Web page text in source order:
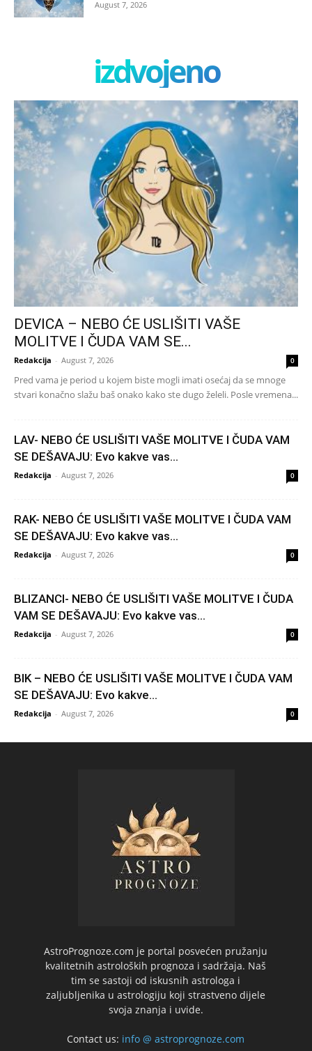
August 7, 2026
izdvojeno
DEVICA – NEBO ĆE USLIŠITI VAŠE
MOLITVE I ČUDA VAM SE...
Redakcija - August 7, 2026 0
Pred vama je period u kojem biste mogli imati osećaj da se mnoge
stvari konačno slažu baš onako kako ste dugo želeli. Posle vremena...
LAV- NEBO ĆE USLIŠITI VAŠE MOLITVE I ČUDA VAM
SE DEŠAVAJU: Evo kakve vas...
Redakcija - August 7, 2026 0
RAK- NEBO ĆE USLIŠITI VAŠE MOLITVE I ČUDA VAM
SE DEŠAVAJU: Evo kakve vas...
Redakcija - August 7, 2026 0
BLIZANCI- NEBO ĆE USLIŠITI VAŠE MOLITVE I ČUDA
VAM SE DEŠAVAJU: Evo kakve vas...
Redakcija - August 7, 2026 0
BIK – NEBO ĆE USLIŠITI VAŠE MOLITVE I ČUDA VAM
SE DEŠAVAJU: Evo kakve...
Redakcija - August 7, 2026 0
AstroPrognoze.com je portal posvećen pružanju
kvalitetnih astroloških prognoza i sadržaja. Naš
tim se sastoji od iskusnih astrologa i
zaljubljenika u astrologiju koji strastveno dijele
svoja znanja i uvide.
Contact us: info @ astroprognoze.com